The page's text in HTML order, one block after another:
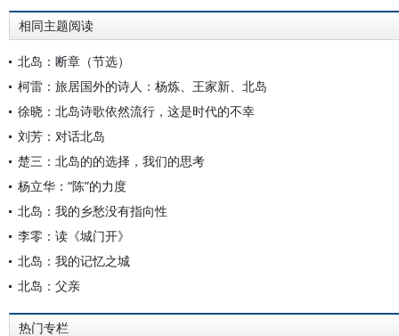
相同主题阅读
北岛：断章（节选）
柯雷：旅居国外的诗人：杨炼、王家新、北岛
徐晓：北岛诗歌依然流行，这是时代的不幸
刘芳：对话北岛
楚三：北岛的的选择，我们的思考
杨立华：“陈”的力度
北岛：我的乡愁没有指向性
李零：读《城门开》
北岛：我的记忆之城
北岛：父亲
热门专栏